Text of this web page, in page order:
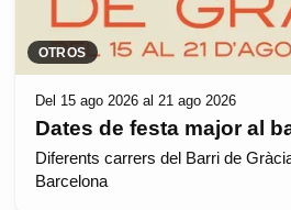
OTROS
Del 15 ago 2026 al 21 ago 2026
Dates de festa major al
Diferents carrers del Barri de
Barcelona